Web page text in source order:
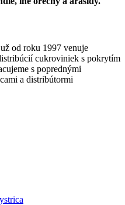
od roku 1997 venuje
cukroviniek s pokrytím
s poprednými
a distribútormi